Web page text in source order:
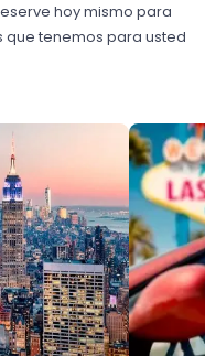
hoy mismo para
tenemos para usted